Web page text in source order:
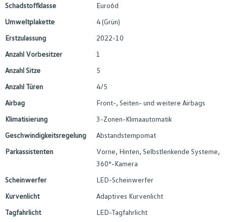
Schadstoffklasse
Euro6d
Umweltplakette
4 (Grün)
Erstzulassung
2022-10
Anzahl Vorbesitzer
1
Anzahl Sitze
5
Anzahl Türen
4/5
Airbag
Front-, Seiten- und weitere Airbags
Klimatisierung
3-Zonen-Klimaautomatik
Geschwindigkeitsregelung
Abstandstempomat
Parkassistenten
Vorne, Hinten, Selbstlenkende Systeme,
360°-Kamera
Scheinwerfer
LED-Scheinwerfer
Kurvenlicht
Adaptives Kurvenlicht
Tagfahrlicht
LED-Tagfahrlicht